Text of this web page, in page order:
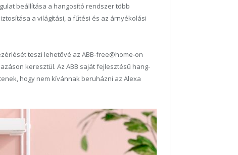
beállítása a hangosító rendszer több
a világítási, a fűtési és az árnyékolási
teszi lehetővé az ABB-free@home-on
keresztül. Az ABB saját fejlesztésű hang-
hogy nem kívánnak beruházni az Alexa